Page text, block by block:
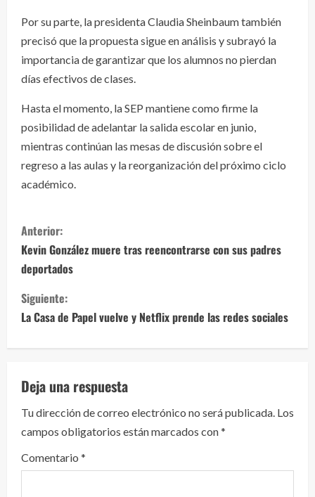
Por su parte, la presidenta Claudia Sheinbaum también
precisó que la propuesta sigue en análisis y subrayó la
importancia de garantizar que los alumnos no pierdan
días efectivos de clases.
Hasta el momento, la SEP mantiene como firme la
posibilidad de adelantar la salida escolar en junio,
mientras continúan las mesas de discusión sobre el
regreso a las aulas y la reorganización del próximo ciclo
académico.
S
i
g
u
e
l
e
y
e
Anterior:
Kevin González muere tras reencontrarse con sus padres
deportados
Siguiente:
La Casa de Papel vuelve y Netflix prende las redes sociales
Deja una respuesta
Tu dirección de correo electrónico no será publicada. Los
campos obligatorios están marcados con*
Comentario *